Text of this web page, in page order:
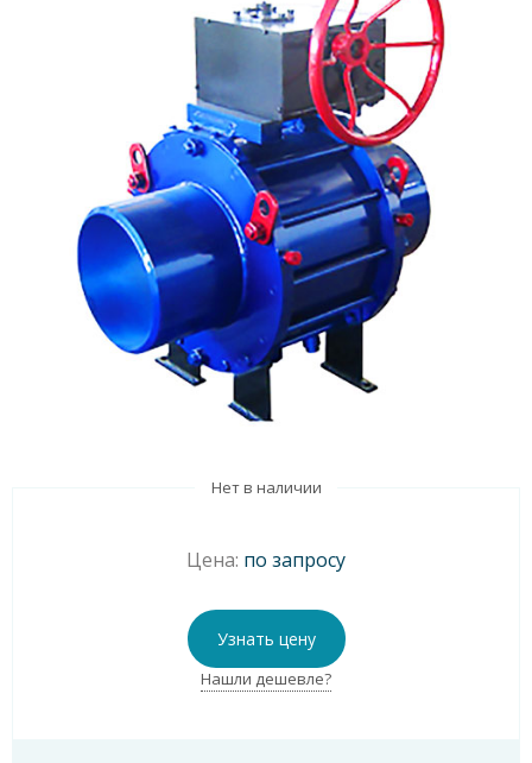
Нет в наличии
Цена: по запросу
Узнать цену
Нашли дешевле?